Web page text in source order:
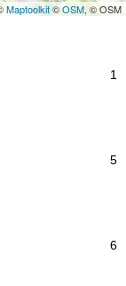
Maptoolkit©OSM, © OSM
1
5
6